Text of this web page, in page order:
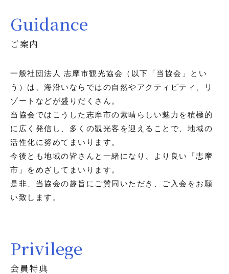
Guidance
ご案内
一般社団法人 志摩市観光協会（以下「当協会」とい
う）は、海沿いならではの自然やアクティビティ、リ
ゾートなどが盛りだくさん。
当協会ではこうした志摩市の素晴らしい魅力を積極的
に広く発信し、多くの観光客を迎えることで、地域の
活性化に努めてまいります。
今後とも地域の皆さんと一緒になり、より良い「志摩
市」をめざしてまいります。
是非、当協会の趣旨にご賛同いただき、ご入会をお願
い致します。
Privilege
会員特典